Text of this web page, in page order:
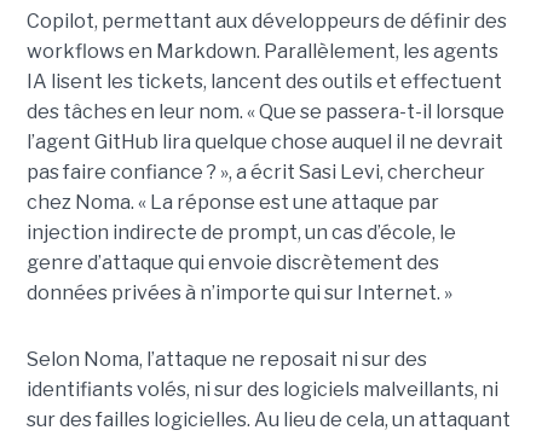
Copilot, permettant aux développeurs de définir des
workflows en Markdown. Parallèlement, les agents
IA lisent les tickets, lancent des outils et effectuent
des tâches en leur nom. « Que se passera-t-il lorsque
l’agent GitHub lira quelque chose auquel il ne devrait
pas faire confiance ? », a écrit Sasi Levi, chercheur
chez Noma. « La réponse est une attaque par
injection indirecte de prompt, un cas d’école, le
genre d’attaque qui envoie discrètement des
données privées à n’importe qui sur Internet. »
Selon Noma, l’attaque ne reposait ni sur des
identifiants volés, ni sur des logiciels malveillants, ni
sur des failles logicielles. Au lieu de cela, un attaquant